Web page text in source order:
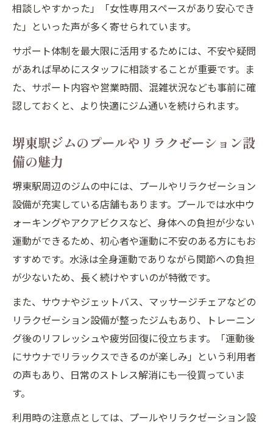
相談しやすかった」「女性専用スペースがあり安心でき
た」といった声が多く寄せられています。
サポート体制を最大限に活用するためには、不安や疑問
があれば早めにスタッフに相談することが重要です。ま
た、サポート内容や営業時間、混雑状況なども事前に確
認しておくと、より快適にジム通いを続けられます。
堺東駅ジムのプールやリラクゼーション設
備の魅力
堺東駅周辺のジムの中には、プールやリラクゼーション
設備が充実している店舗もあります。プールでは水中ウ
ォーキングやアクアビクスなど、身体への負担が少ない
運動ができるため、初心者や運動に不安のある方にもお
すすめです。水泳は全身運動でありながら関節への負担
が少ないため、長く続けやすいのが特徴です。
また、サウナやジェットバス、マッサージチェアなどの
リラクゼーション設備が整ったジムもあり、トレーニン
グ後のリフレッシュや疲労回復に役立ちます。「運動後
にサウナでリラックスできるのが楽しみ」という利用者
の声もあり、日常のストレス解消にも一役買っていま
す。
利用時の注意点としては、プールやリラクゼーション設